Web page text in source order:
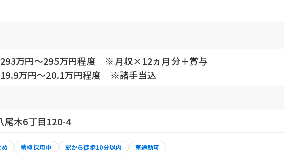
293万円〜295万円程度 ※月収×12ヵ月分＋賞与
19.9万円〜20.1万円程度 ※諸手当込
尾木6丁目120-4
積極採用中 駅から徒歩10分以内 車通勤可